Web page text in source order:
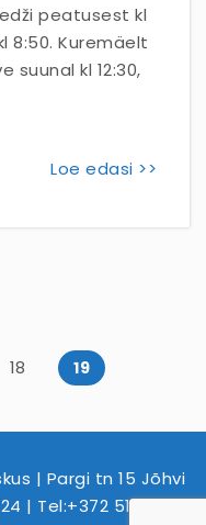
peatusest kl
8:50. Kuremäelt
suunal kl 12:30,
Loe edasi >>
18 19
| Pargi tn 15 Jõhvi
| Tel:+372 516 2479 |